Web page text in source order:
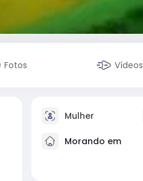
Fotos Vídeos
Mulher
Morando em